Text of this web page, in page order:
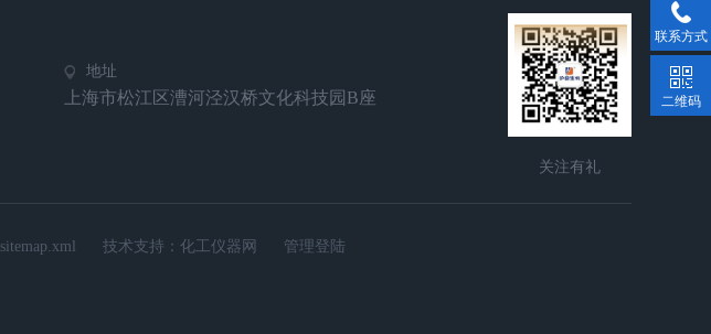
地址
上海市松江区漕河泾汉桥文化科技园B座
关注有礼
sitemap.xml 技术支持： 化工仪器网
管理登陆
联系方式
二维码